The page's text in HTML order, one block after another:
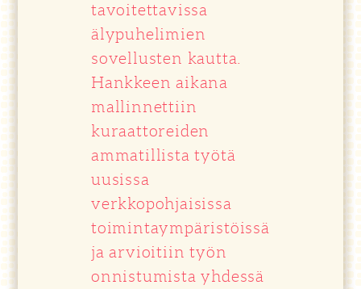
tavoitettavissa
älypuhelimien
sovellusten kautta.
Hankkeen aikana
mallinnettiin
kuraattoreiden
ammatillista työtä
uusissa
verkkopohjaisissa
toimintaympäristöissä
ja arvioitiin työn
onnistumista yhdessä